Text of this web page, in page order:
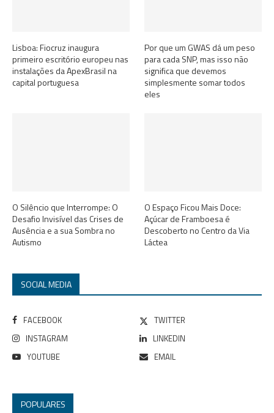
Lisboa: Fiocruz inaugura
primeiro escritório europeu nas
instalações da ApexBrasil na
capital portuguesa
Por que um GWAS dá um peso
para cada SNP, mas isso não
significa que devemos
simplesmente somar todos
eles
O Silêncio que Interrompe: O
Desafio Invisível das Crises de
Ausência e a sua Sombra no
Autismo
O Espaço Ficou Mais Doce:
Açúcar de Framboesa é
Descoberto no Centro da Via
Láctea
SOCIAL MEDIA
FACEBOOK
TWITTER
INSTAGRAM
LINKEDIN
YOUTUBE
EMAIL
POPULARES